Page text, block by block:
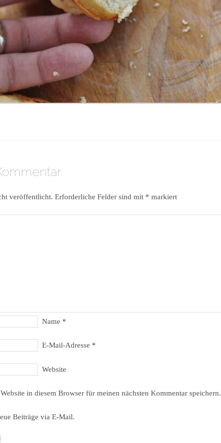
veröffentlicht. Erforderliche Felder sind mit * markiert
Name *
E-Mail-Adresse *
Website
in diesem Browser für meinen nächsten Kommentar speichern.
Beiträge via E-Mail.